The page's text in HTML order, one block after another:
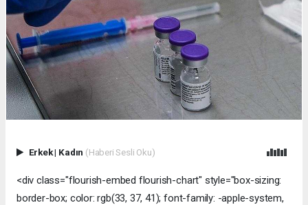
Erkek| Kadın (Haberi Sesli Oku)
<div class="flourish-embed flourish-chart" style="box-sizing:
border-box; color: rgb(33, 37, 41); font-family: -apple-system,